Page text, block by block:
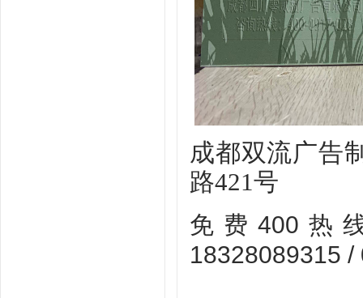
成都双流广告
路421号
免费400 热
18328089315